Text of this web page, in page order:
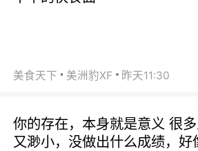
美食天下 美洲豹XF 昨天11:30
你的存在，本身就是意义 很
又渺小，没做出什么成绩，好